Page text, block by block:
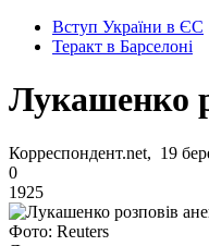
Вступ України в ЄС
Теракт в Барселоні
Лукашенко
Корреспондент.net, 19
0
1925
Фото: Reuters